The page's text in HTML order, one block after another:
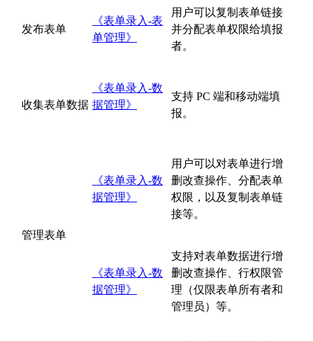
发布表单
《表单录入-表
单管理》
用户可以复制表单链接
并分配表单权限给填报
者。
收集表单数据
《表单录入-数
据管理》
支持 PC 端和移动端填
报。
管理表单
《表单录入-数
据管理》
用户可以对表单进行增
删改查操作、分配表单
权限，以及复制表单链
接等。
《表单录入-数
据管理》
支持对表单数据进行增
删改查操作、行权限管
理（仅限表单所有者和
管理员）等。